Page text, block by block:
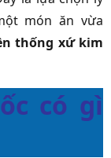
món ăn vừa
thống xứ kim
có gì